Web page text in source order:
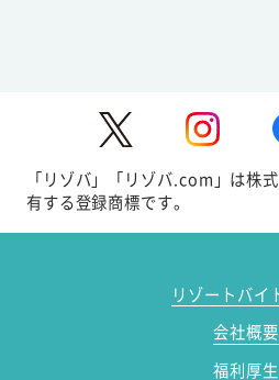
「リゾバ」「リゾバ.com」は株
有する登録商標です。
リゾートバイ
会社概要
福利厚生